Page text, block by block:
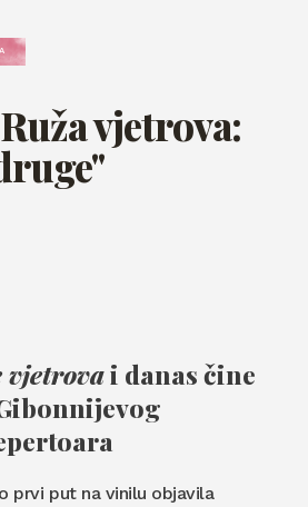
vjetrova:
vjetrovai danas čine
prvi put na vinilu objavila